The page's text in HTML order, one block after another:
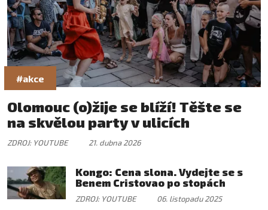
#akce
Olomouc (o)žije se blíží! Těšte se
na skvělou party v ulicích
ZDROJ: YOUTUBE 21. dubna 2026
Kongo: Cena slona. Vydejte se s
Benem Cristovao po stopách
pytláků...
ZDROJ: YOUTUBE 06. listopadu 2025